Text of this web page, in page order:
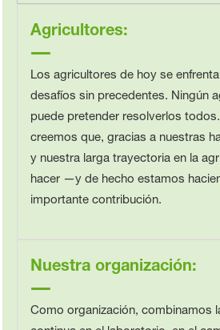
Agricultores:
Los agricultores de hoy se
desafíos sin precedentes. Ningún
puede pretender resolverlos
creemos que, gracias a nuestras
y nuestra larga trayectoria en la
hacer —y de hecho estamos
importante contribución.
Nuestra organización:
Como organización, combinamos